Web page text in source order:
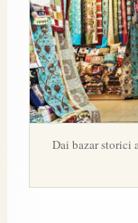
Dai bazar storici